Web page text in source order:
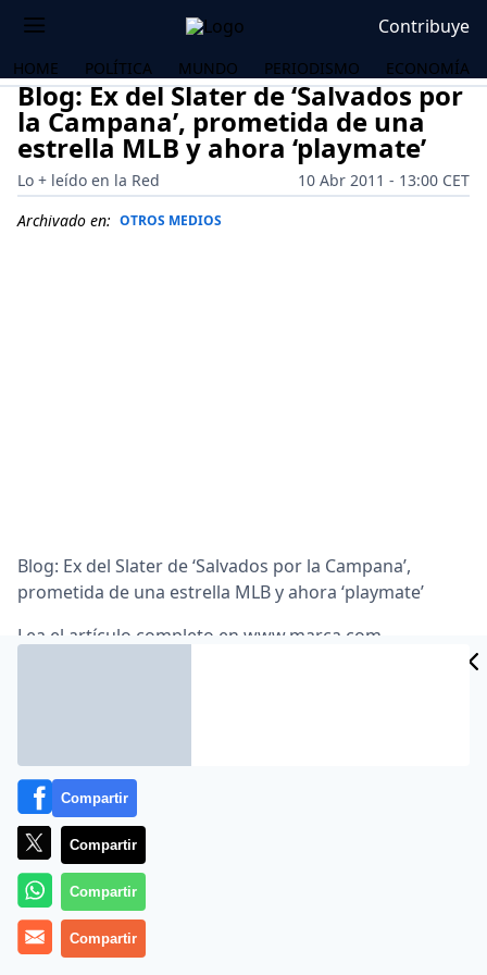
Contribuye
HOME POLÍTICA MUNDO PERIODISMO ECONOMÍA
Blog: Ex del Slater de ‘Salvados por
la Campana’, prometida de una
estrella MLB y ahora ‘playmate’
Lo + leído en la Red
10 Abr 2011 - 13:00 CET
Archivado en: OTROS MEDIOS
Blog: Ex del Slater de ‘Salvados por la Campana’,
prometida de una estrella MLB y ahora ‘playmate’
Lea el artículo completo en www.marca.com
MÁS EN OTROS MEDIOS
Compartir
Compartir
Compartir
Compartir